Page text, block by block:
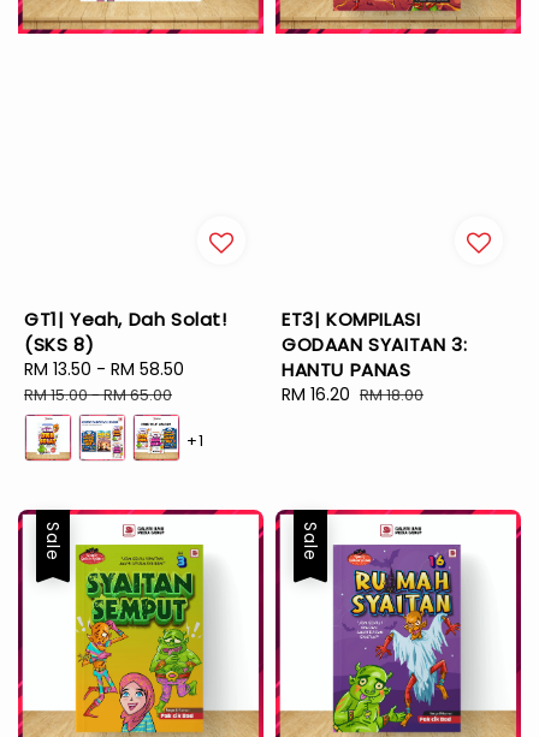
GT1| Yeah, Dah Solat!
(SKS 8)
Sale
price
RM 13.50 - RM 58.50
RM 15.00-RM 65.00
+1
ET3| KOMPILASI
GODAAN SYAITAN 3:
HANTU PANAS
Sale
RM 16.20 Regular
RM 18.00
Sale Sale